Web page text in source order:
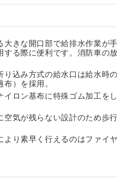
きな開口部で給排水作業が
る際に便利です。消防車の
り込み方式の給水口は給水時
）を採用。
ロン基布に特殊ゴム加工を
気が残らない設計のため歩
り素早く行えるのはファイ